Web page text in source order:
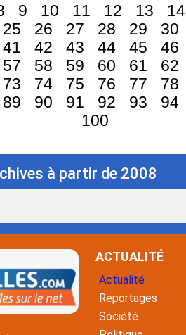
9 10 11 12 13 14
25 26 27 28 29 30
41 42 43 44 45 46
57 58 59 60 61 62
73 74 75 76 77 78
89 90 91 92 93 94
100
à partir de 2008
ACTUALITÉ
Actualité
Reportages
Société